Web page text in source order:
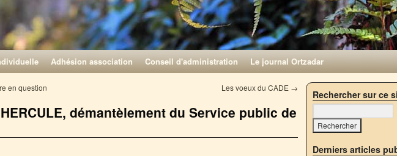
Adhésion association Conseil d'administration Le journal Ortzadar
en question Les voeux du CADE →
démantèlement du Service public de
Rechercher sur ce
Derniers articles